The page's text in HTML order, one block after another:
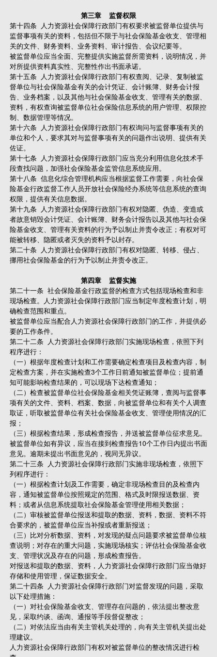
第三章 监督权限
第十四条 人力资源社会保障行政部门有权要求被监督单位提供与
监督事项有关的资料，包括但不限于与社会保险基金收支、管理相
关的文件、财务资料、业务资料、审计报告、会议纪要等。
被监督单位应当全面、完整提供实施监督所需资料，说明情况，并
对所提供资料真实性、完整性作出书面承诺。
第十五条 人力资源社会保障行政部门有权查阅、记录、复制被监
督单位与社会保险基金有关的会计凭证、会计账簿、财务会计报
告、业务档案，以及其他与社会保险基金收支、管理有关的数据、
资料，有权查询被监督单位社会保险信息系统的用户管理、权限控
制、数据管理等情况。
第十六条 人力资源社会保障行政部门有权询问与监督事项有关的
单位和个人，要求其对与监督事项有关的问题作出说明、提供有关
佐证。
第十七条 人力资源社会保障行政部门应当充分利用信息化技术手
段查找问题，加强社会保险基金监管信息系统应用。
第十八条 信息化综合管理机构应当根据监督工作需要，向社会保
险基金行政监督工作人员开放社会保险经办系统等信息系统的查询
权限，提供有关信息数据。
第十九条 人力资源社会保障行政部门有权对隐匿、伪造、变造或
者故意销毁会计凭证、会计账簿、财务会计报告以及其他与社会保
险基金收支、管理有关资料的行为予以制止并责令改正；有权对可
能被转移、隐匿或者灭失的资料予以封存。
第二十条 人力资源社会保障行政部门有权对隐匿、转移、侵占、
挪用社会保险基金的行为予以制止并责令改正。
第四章 监督实施
第二十一条 社会保险基金行政监督的检查方式包括现场检查和非
现场检查。人力资源社会保障行政部门应当制定年度检查计划，明
确检查范围和重点。
被监督单位应当配合人力资源社会保障行政部门的工作，并提供必
要的工作条件。
第二十二条 人力资源社会保障行政部门实施现场检查，依照下列
程序进行：
（一）根据年度检查计划和工作需要确定检查项目及检查内容，制
定检查方案，并在实施检查3个工作日前通知被监督单位；提前通
知可能影响检查结果的，可以现场下达检查通知；
（二）检查被监督单位社会保险基金相关凭证账簿，查阅与监督事
项有关的文件、资料、档案、数据，向被监督单位和有关个人调查
取证，听取被监督单位有关社会保险基金收支、管理使用情况的汇
报；
（三）根据检查结果，形成检查报告，并送被监督单位征求意见。
被监督单位如有异议，应当在接到检查报告10个工作日内提出书面
意见。逾期未提出书面意见的，视同无异议。
第二十三条 人力资源社会保障行政部门实施非现场检查，依照下
列程序进行：
（一）根据检查计划及工作需要，确定非现场检查目的及检查内
容，通知被监督单位按照规定的范围、格式及时限报送数据、资
料；或者从信息系统提取社会保险基金管理使用相关数据；
（二）审核被监督单位报送和提取的数据、资料，数据、资料不符
合要求的，被监督单位应当补报或者重新报送；
（三）比对分析数据、资料，对发现的疑点问题要求被监督单位核
查说明；对存在的重大问题，实施现场核实；评估社会保险基金收
支、管理状况及存在的问题，形成检查报告。
对报送和提取的数据、资料，人力资源社会保障行政部门应当做好
存储和使用管理，保证数据安全。
第二十四条 人力资源社会保障行政部门对监督发现的问题，采取
以下处理措施：
（一）对社会保险基金收支、管理存在问题的，依法提出整改意
见，采取约谈、函询、通报等手段督促整改；
（二）对依法应当由有关主管机关处理的，向有关主管机关提出处
理建议。
人力资源社会保障行政部门有权对被监督单位的整改情况进行检